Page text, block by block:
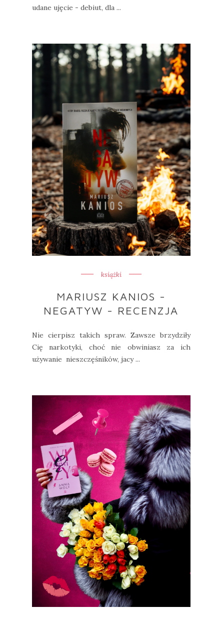
udane ujęcie - debiut, dla ...
książki
MARIUSZ KANIOS -
NEGATYW - RECENZJA
Nie cierpisz takich spraw. Zawsze brzydziły
Cię narkotyki, choć nie obwiniasz za ich
używanie nieszczęśników, jacy ...